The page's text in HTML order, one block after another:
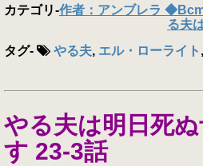
カテゴリ-作者：アンブレラ
る夫
タグ- やる夫, エル・ローライト ,
やる夫は明日死
す 23-3話